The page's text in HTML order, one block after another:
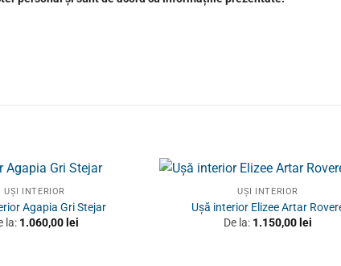
UȘI INTERIOR
Agapia Gri Stejar
la: 1.060,00 lei
UȘI INTERIOR
Ușă interior Elizee Artar
De la: 1.150,00 lei